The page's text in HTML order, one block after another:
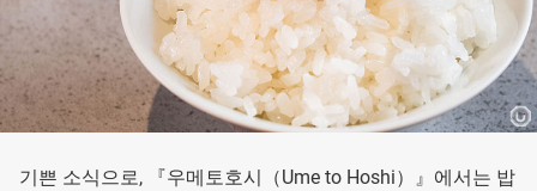
기쁜 소식으로, 『우메토호시（Ume to Hoshi）』에서는 밥